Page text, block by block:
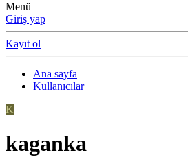
Menü
Giriş yap
Kayıt ol
Ana sayfa
Kullanıcılar
K
kaganka